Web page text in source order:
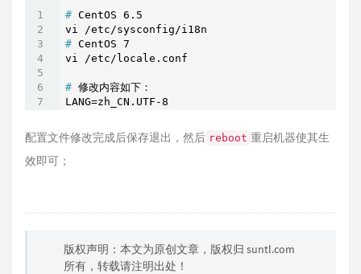
# CentOS 6.5
# CentOS 7
# 修改内容如下：
LANG=zh_CN.UTF-8
配置文件修改完成后保存退出，然后 reboot 重启机器使其生
效即可；
版权声明：本文为原创文章，版权归 suntl.com
所有，转载请注明出处！